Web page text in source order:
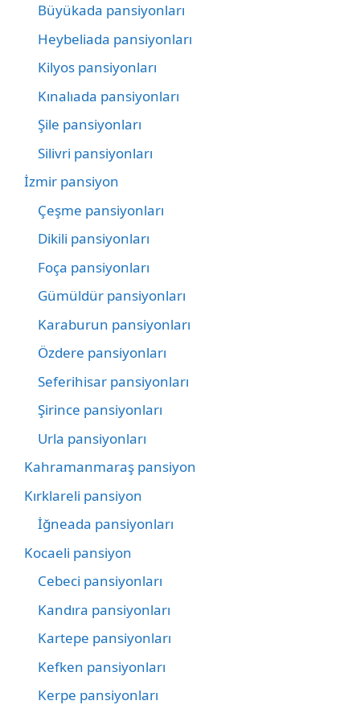
Büyükada pansiyonları
Heybeliada pansiyonları
Kilyos pansiyonları
Kınalıada pansiyonları
Şile pansiyonları
Silivri pansiyonları
İzmir pansiyon
Çeşme pansiyonları
Dikili pansiyonları
Foça pansiyonları
Gümüldür pansiyonları
Karaburun pansiyonları
Özdere pansiyonları
Seferihisar pansiyonları
Şirince pansiyonları
Urla pansiyonları
Kahramanmaraş pansiyon
Kırklareli pansiyon
İğneada pansiyonları
Kocaeli pansiyon
Cebeci pansiyonları
Kandıra pansiyonları
Kartepe pansiyonları
Kefken pansiyonları
Kerpe pansiyonları